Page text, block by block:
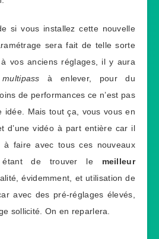
si vous installez cette nouvelle
sera fait de telle sorte
vos anciens réglages, il y aura
multipass à enlever, pour du
de performances ce n’est pas
idée. Mais tout ça, vous vous en
d’une vidéo à part entière car il
faire avec tous ces nouveaux
étant de trouver le meilleur
évidemment, et utilisation de
avec des pré-réglages élevés,
sollicité. On en reparlera.